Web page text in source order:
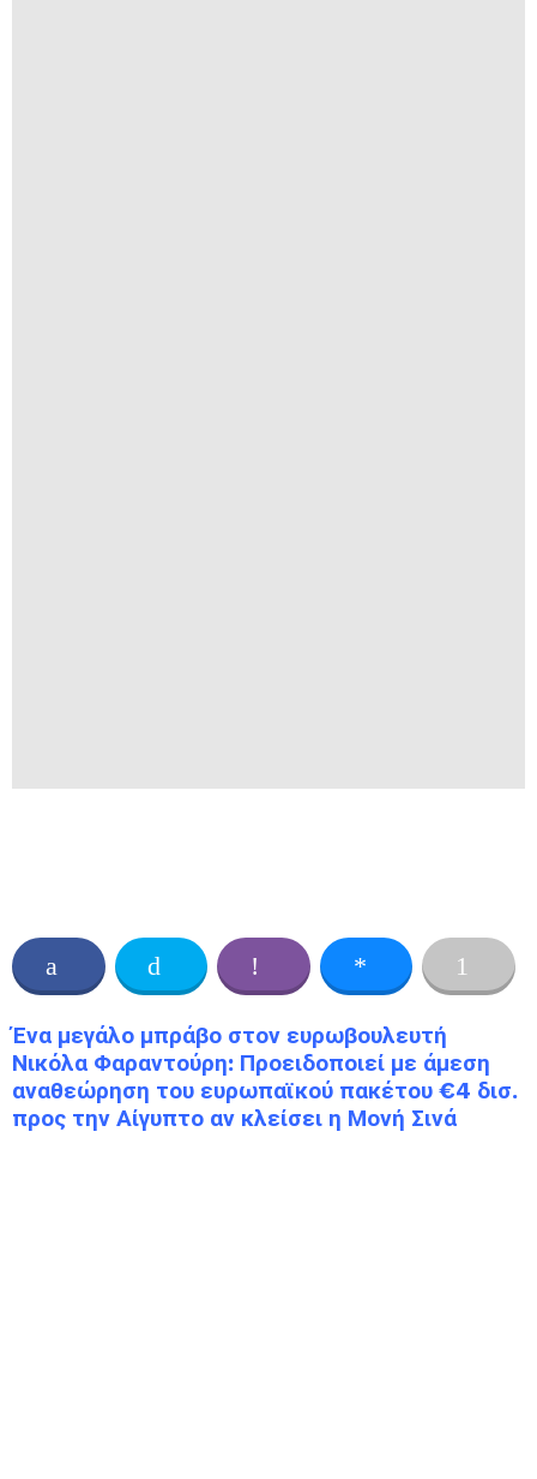
Ένα μεγάλο μπράβο στον ευρωβουλευτή
Νικόλα Φαραντούρη: Προειδοποιεί με άμεση
αναθεώρηση του ευρωπαϊκού πακέτου €4 δισ.
προς την Αίγυπτο αν κλείσει η Μονή Σινά